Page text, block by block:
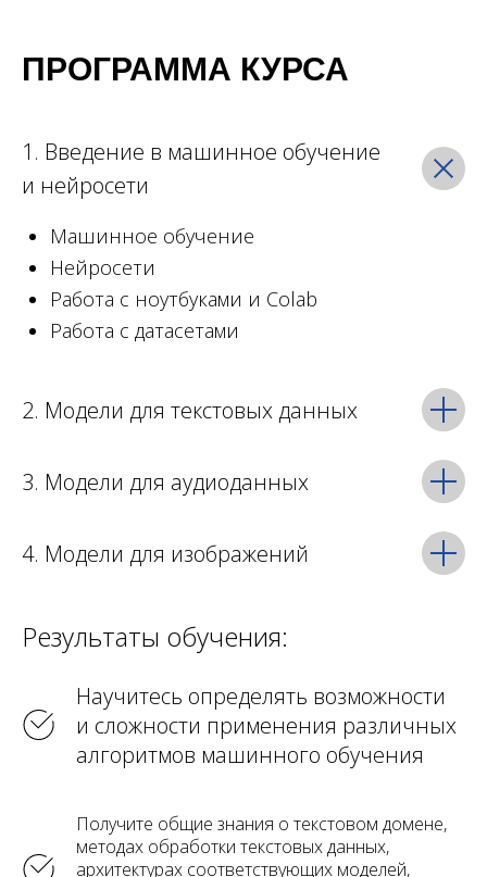
ПРОГРАММА КУРСА
1. Введение в машинное обучение
и нейросети
Машинное обучение
Нейросети
Работа с ноутбуками и Colab
Работа с датасетами
2. Модели для текстовых данных
3. Модели для аудиоданных
4. Модели для изображений
Результаты обучения:
Научитесь определять возможности
и сложности применения различных
алгоритмов машинного обучения
Получите общие знания о текстовом домене,
методах обработки текстовых данных,
архитектурах соответствующих моделей,